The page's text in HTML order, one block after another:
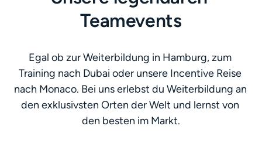
Teamevents
Egal ob zur Weiterbildung in Hamburg, zum
Training nach Dubai oder unsere Incentive Reise
nach Monaco. Bei uns erlebst du Weiterbildung an
den exklusivsten Orten der Welt und lernst von
den besten im Markt.